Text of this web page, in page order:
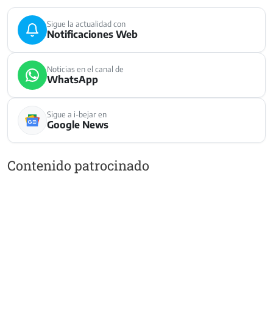
Sigue la actualidad con
Notificaciones Web
Noticias en el canal de
WhatsApp
Sigue a i-bejar en
Google News
Contenido patrocinado